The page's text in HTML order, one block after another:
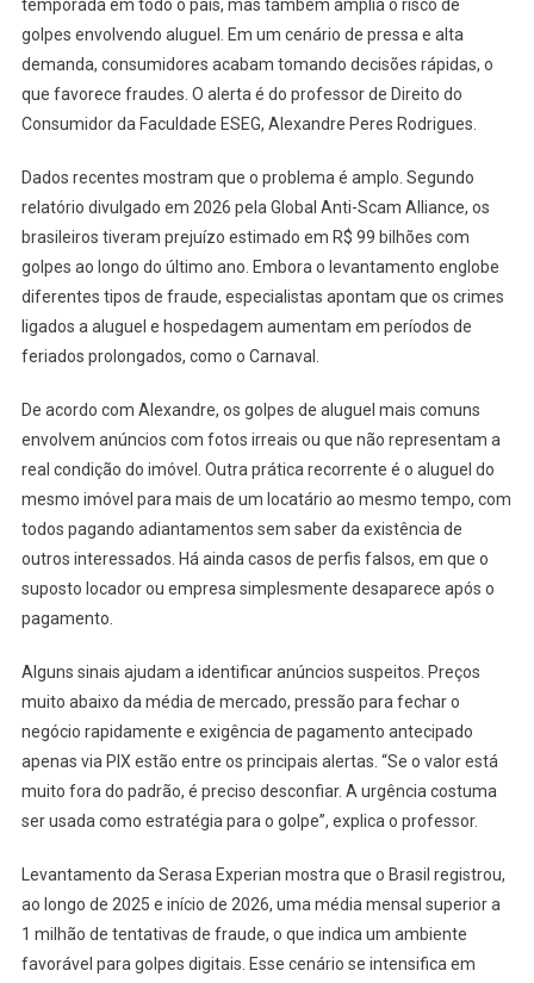
temporada em todo o país, mas também amplia o risco de
golpes envolvendo aluguel. Em um cenário de pressa e alta
demanda, consumidores acabam tomando decisões rápidas, o
que favorece fraudes. O alerta é do professor de Direito do
Consumidor da Faculdade ESEG, Alexandre Peres Rodrigues.
Dados recentes mostram que o problema é amplo. Segundo
relatório divulgado em 2026 pela Global Anti-Scam Alliance, os
brasileiros tiveram prejuízo estimado em R$ 99 bilhões com
golpes ao longo do último ano. Embora o levantamento englobe
diferentes tipos de fraude, especialistas apontam que os crimes
ligados a aluguel e hospedagem aumentam em períodos de
feriados prolongados, como o Carnaval.
De acordo com Alexandre, os golpes de aluguel mais comuns
envolvem anúncios com fotos irreais ou que não representam a
real condição do imóvel. Outra prática recorrente é o aluguel do
mesmo imóvel para mais de um locatário ao mesmo tempo, com
todos pagando adiantamentos sem saber da existência de
outros interessados. Há ainda casos de perfis falsos, em que o
suposto locador ou empresa simplesmente desaparece após o
pagamento.
Alguns sinais ajudam a identificar anúncios suspeitos. Preços
muito abaixo da média de mercado, pressão para fechar o
negócio rapidamente e exigência de pagamento antecipado
apenas via PIX estão entre os principais alertas. “Se o valor está
muito fora do padrão, é preciso desconfiar. A urgência costuma
ser usada como estratégia para o golpe”, explica o professor.
Levantamento da Serasa Experian mostra que o Brasil registrou,
ao longo de 2025 e início de 2026, uma média mensal superior a
1 milhão de tentativas de fraude, o que indica um ambiente
favorável para golpes digitais. Esse cenário se intensifica em